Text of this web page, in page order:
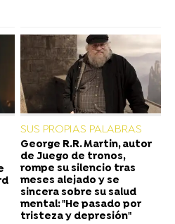
SUS PROPIAS PALABRAS
George R.R. Martin, autor
de Juego de tronos,
rompe su silencio tras
meses alejado y se
sincera sobre su salud
mental: "He pasado por
tristeza y depresión"